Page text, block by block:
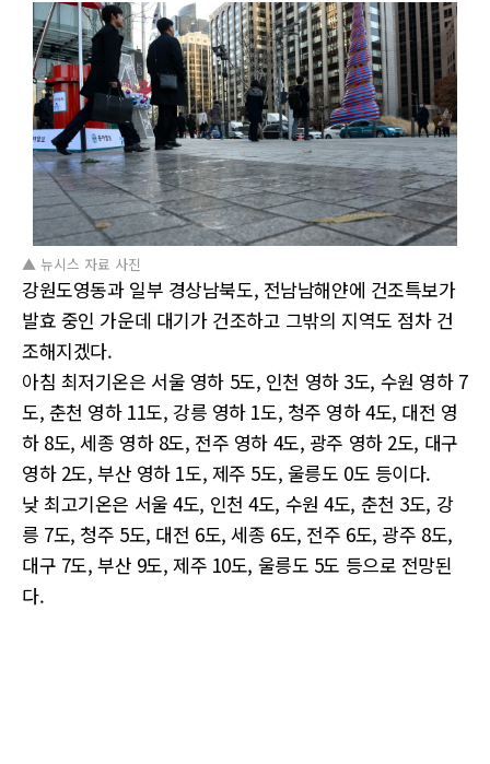
▲ 뉴시스 자료 사진
강원도영동과 일부 경상남북도, 전남남해얀에 건조특보가
발효 중인 가운데 대기가 건조하고 그밖의 지역도 점차 건
조해지겠다.
아침 최저기온은 서울 영하 5도, 인천 영하 3도, 수원 영하 7
도, 춘천 영하 11도, 강릉 영하 1도, 청주 영하 4도, 대전 영
하 8도, 세종 영하 8도, 전주 영하 4도, 광주 영하 2도, 대구
영하 2도, 부산 영하 1도, 제주 5도, 울릉도 0도 등이다.
낮 최고기온은 서울 4도, 인천 4도, 수원 4도, 춘천 3도, 강
릉 7도, 청주 5도, 대전 6도, 세종 6도, 전주 6도, 광주 8도,
대구 7도, 부산 9도, 제주 10도, 울릉도 5도 등으로 전망된
다.